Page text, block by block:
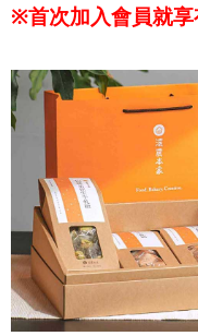
※首次加入會員就享